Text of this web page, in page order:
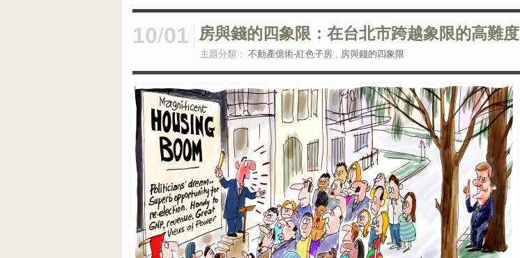
10/01 房與錢的四象限：在台北市跨越象限的高難度
主題分類： 不動產億術-紅色子房, 房與錢的四象限